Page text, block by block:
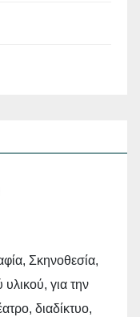
Σκηνοθεσία,
για την
διαδίκτυο,